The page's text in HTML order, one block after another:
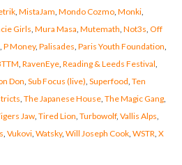
, MistaJam Mondo Cozmo, Monki,
Girls Mura Masa Mutemath Not3s Off
P Money, Palisades Paris Youth Foundation
RavenEye, Reading & Leeds Festival
Don Sub Focus (live) Superfood Ten
The Japanese House, The Magic Gang,
Jaw, Tired Lion Turbowolf, Vallis Alps
Vukovi, Watsky, Will Joseph Cook, WSTR X